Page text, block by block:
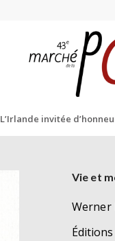
L’Irlande invitée
Vie et
Werner